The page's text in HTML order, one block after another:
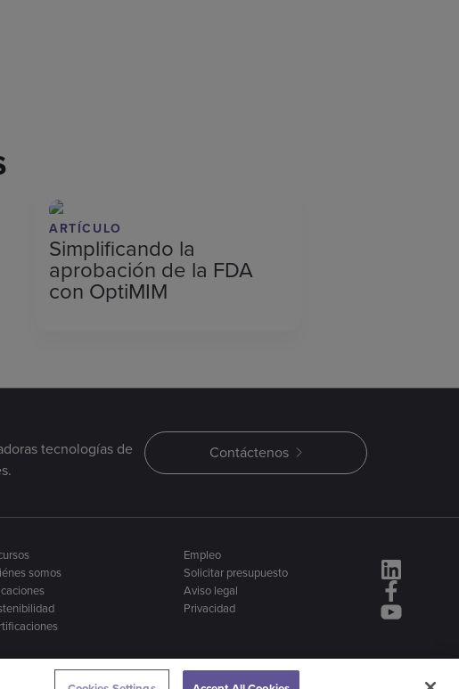
ARTÍCULO
Simplificando la
aprobación de la FDA
con OptiMIM
tecnologías de
Contáctenos
somos
Empleo
Solicitar presupuesto
Aviso legal
Privacidad